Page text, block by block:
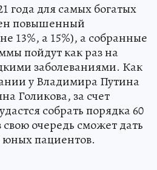
года для самых богатых
повышенный
13%, а 15%), а собранные
пойдут как раз на
заболеваниями. Как
у Владимира Путина
Голикова, за счет
собрать порядка 60
очередь сможет дать
юных пациентов.